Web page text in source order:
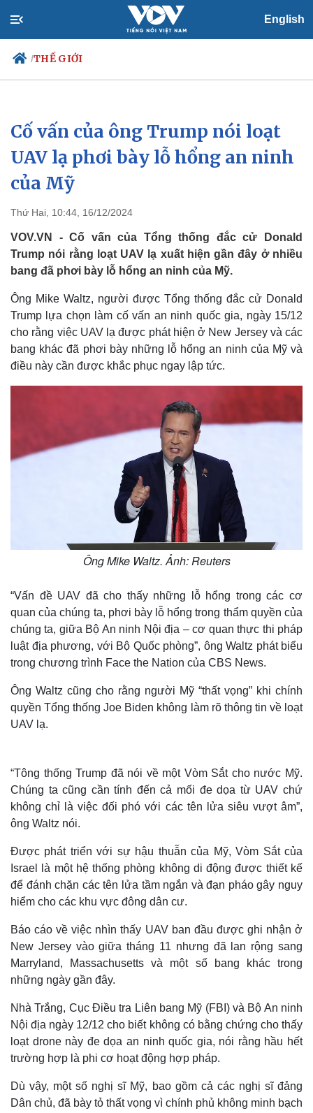
English
/THẾ GIỚI
Chính trị
Đảng
Tổ chức nhân sự
Quốc hội
Nhận diện sự thật
Xã hội
Tin 24h
Dự báo thời tiết
Cố vấn của ông Trump nói loạt
UAV lạ phơi bày lỗ hổng an ninh
của Mỹ
Thứ Hai, 10:44, 16/12/2024
VOV.VN - Cố vấn của Tổng thống đắc cử Donald
Trump nói rằng loạt UAV lạ xuất hiện gần đây ở nhiều
bang đã phơi bày lỗ hổng an ninh của Mỹ.
Ông Mike Waltz, người được Tổng thống đắc cử Donald
Trump lựa chọn làm cố vấn an ninh quốc gia, ngày 15/12
cho rằng việc UAV lạ được phát hiện ở New Jersey và các
bang khác đã phơi bày những lỗ hổng an ninh của Mỹ và
điều này cần được khắc phục ngay lập tức.
Ông Mike Waltz. Ảnh: Reuters
“Vấn đề UAV đã cho thấy những lỗ hổng trong các cơ
quan của chúng ta, phơi bày lỗ hổng trong thẩm quyền của
chúng ta, giữa Bộ An ninh Nội địa – cơ quan thực thi pháp
luật địa phương, với Bộ Quốc phòng”, ông Waltz phát biểu
trong chương trình Face the Nation của CBS News.
Ông Waltz cũng cho rằng người Mỹ “thất vọng” khi chính
quyền Tổng thống Joe Biden không làm rõ thông tin về loạt
UAV lạ.
“Tông thống Trump đã nói về một Vòm Sắt cho nước Mỹ.
Chúng ta cũng cần tính đến cả mối đe dọa từ UAV chứ
không chỉ là việc đối phó với các tên lửa siêu vượt âm”,
ông Waltz nói.
Được phát triển với sự hậu thuẫn của Mỹ, Vòm Sắt của
Israel là một hệ thống phòng không di động được thiết kế
để đánh chặn các tên lửa tầm ngắn và đạn pháo gây nguy
hiểm cho các khu vực đông dân cư.
Báo cáo về việc nhìn thấy UAV ban đầu được ghi nhận ở
New Jersey vào giữa tháng 11 nhưng đã lan rộng sang
Marryland, Massachusetts và một số bang khác trong
những ngày gần đây.
Nhà Trắng, Cục Điều tra Liên bang Mỹ (FBI) và Bộ An ninh
Nội địa ngày 12/12 cho biết không có bằng chứng cho thấy
loạt drone này đe dọa an ninh quốc gia, nói rằng hầu hết
trường hợp là phi cơ hoạt động hợp pháp.
Dù vậy, một số nghị sĩ Mỹ, bao gồm cả các nghị sĩ đảng
Dân chủ, đã bày tỏ thất vọng vì chính phủ không minh bạch